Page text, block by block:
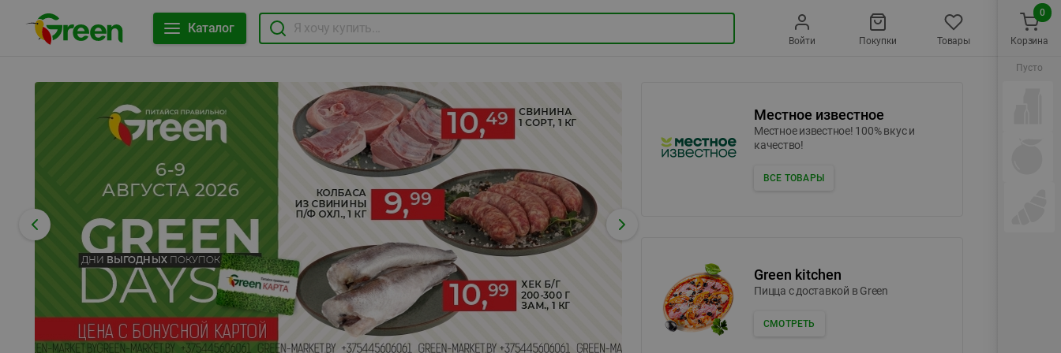
Каталог
Войти Покупки Товары
Местное известное
Местное известное! 100% вкус и
качество!
ВСЕ ТОВАРЫ
Green kitchen
Пицца c доставкой в Green
СМОТРЕТЬ
Корзина
0
Пусто